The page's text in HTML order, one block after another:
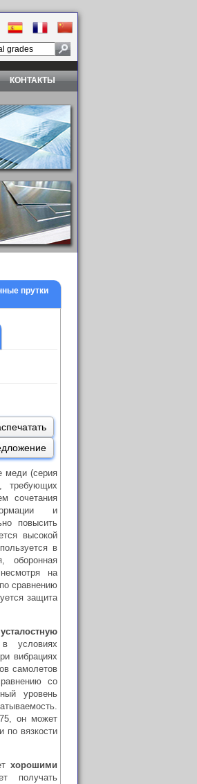
КОНТАКТЫ
прутки
меди (серия
требующих
сочетания
и
повысить
высокой
в
оборонная
на
сравнению
защита
условиях
вибрациях
самолетов
со
уровень
он может
по вязкости
хорошими
получать